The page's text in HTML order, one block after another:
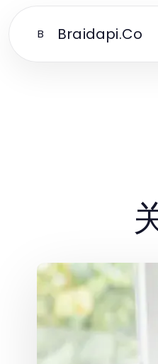
B Braidapi.Co